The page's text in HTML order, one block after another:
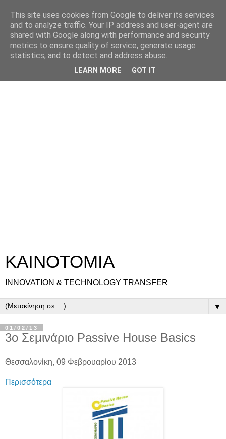
ΚΑΙΝΟΤΟΜΙΑ
INNOVATION & TECHNOLOGY TRANSFER
▼
01/02/13
3o Σεμινάριο Passive House Basics
Θεσσαλονίκη, 09 Φεβρουαρίου 2013
Περισσότερα
This site uses cookies from Google to deliver its services
and to analyze traffic. Your IP address and user-agent are
shared with Google along with performance and security
metrics to ensure quality of service, generate usage
statistics, and to detect and address abuse.
LEARN MORE GOT IT